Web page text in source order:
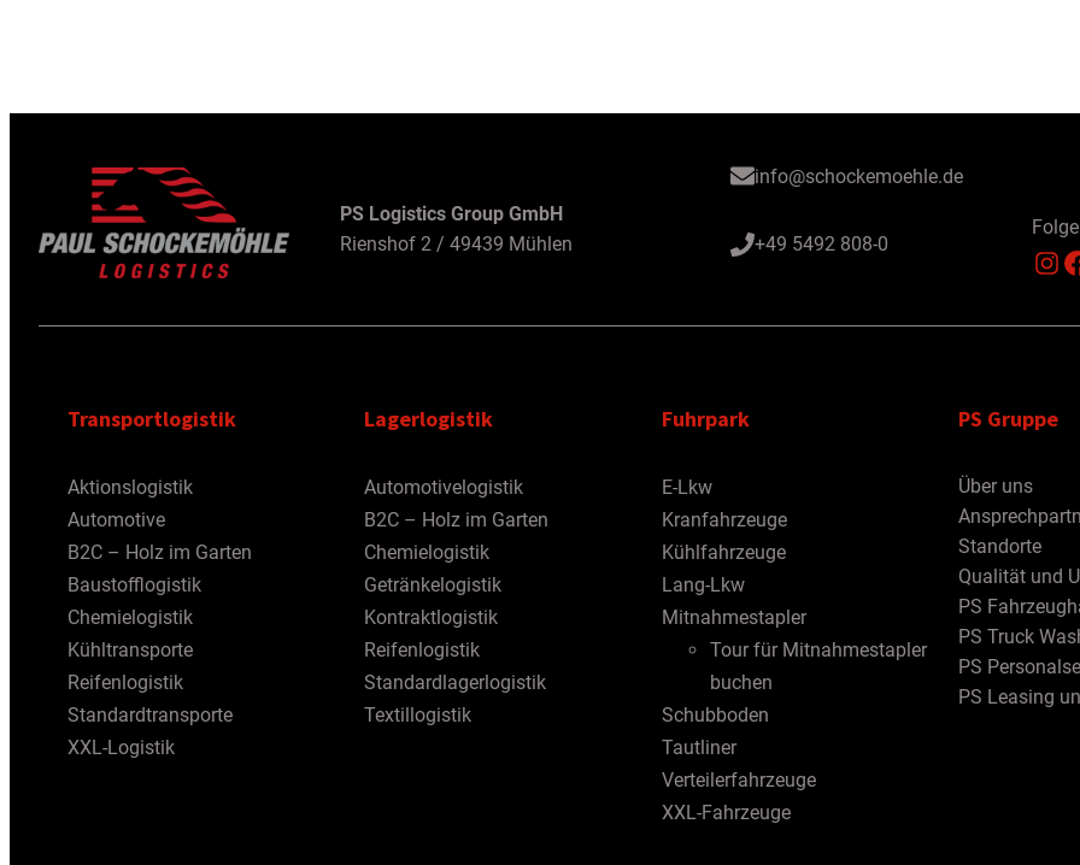
PS Logistics Group GmbH
Rienshof 2 / 49439 Mühlen
info@schockemoehle.de
+49 5492 808-0
Instagram
Facebook
Transportlogistik
Aktionslogistik
Automotive
B2C – Holz im Garten
Baustofflogistik
Chemielogistik
Kühltransporte
Reifenlogistik
Standardtransporte
XXL-Logistik
Lagerlogistik
Automotivelogistik
B2C – Holz im Garten
Chemielogistik
Getränkelogistik
Kontraktlogistik
Reifenlogistik
Standardlagerlogistik
Textillogistik
Fuhrpark
E-Lkw
Kranfahrzeuge
Kühlfahrzeuge
Lang-Lkw
Mitnahmestapler
Tour für Mitnahmestapler
buchen
Schubboden
Tautliner
Verteilerfahrzeuge
XXL-Fahrzeuge
PS Gruppe
Über uns
Standorte
Qualität und
PS
PS Truck
PS
PS Leasing